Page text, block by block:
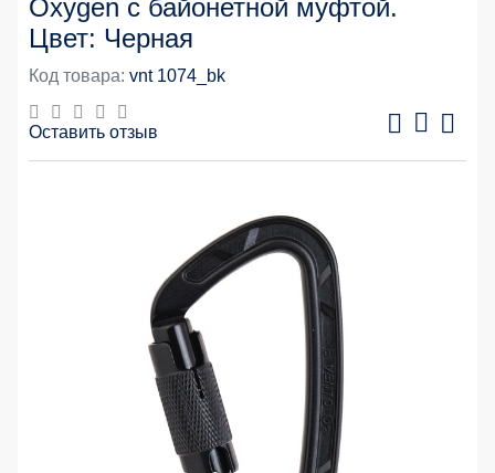
Oxygen с байонетной муфтой.
Цвет: Черная
Код товара: vnt 1074_bk
Оставить отзыв